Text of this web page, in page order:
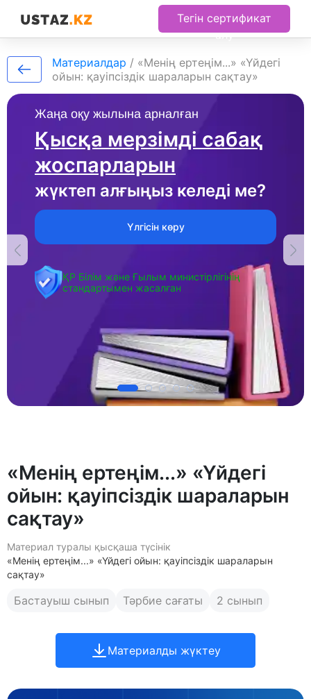
Тегін сертификат
алу
Жаңа оқу жылына арналған
Қысқа мерзімді сабақ
жоспарларын
жүктеп алғыңыз келеді ме?
Үлгісін көру
ҚР Білім және Ғылым министірлігінің
стандартымен жасалған
Материалдар / «Менің ертеңім...» «Үйдегі
ойын: қауіпсіздік шараларын сақтау»
«Менің ертеңім...» «Үйдегі
ойын: қауіпсіздік шараларын
сақтау»
Материал туралы қысқаша түсінік
«Менің ертеңім...» «Үйдегі ойын: қауіпсіздік шараларын
сақтау»
Бастауыш сынып Тәрбие сағаты 2 сынып
Материалды жүктеу